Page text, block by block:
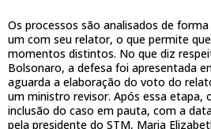
Os processos são analisados de
um com seu relator, o que permite
momentos distintos. No que diz
Bolsonaro, a defesa foi apresentada
aguarda a elaboração do voto do
um ministro revisor. Após essa etapa,
inclusão do caso em pauta, com a
pela presidente do STM, Maria